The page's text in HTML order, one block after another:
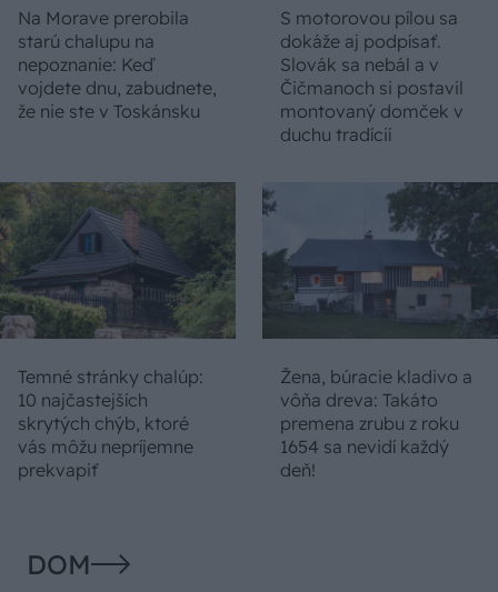
Na Morave prerobila
starú chalupu na
nepoznanie: Keď
vojdete dnu, zabudnete,
že nie ste v Toskánsku
S motorovou pílou sa
dokáže aj podpísať.
Slovák sa nebál a v
Čičmanoch si postavil
montovaný domček v
duchu tradícií
Temné stránky chalúp:
10 najčastejších
skrytých chýb, ktoré
vás môžu nepríjemne
prekvapiť
Žena, búracie kladivo a
vôňa dreva: Takáto
premena zrubu z roku
1654 sa nevidí každý
deň!
DOM